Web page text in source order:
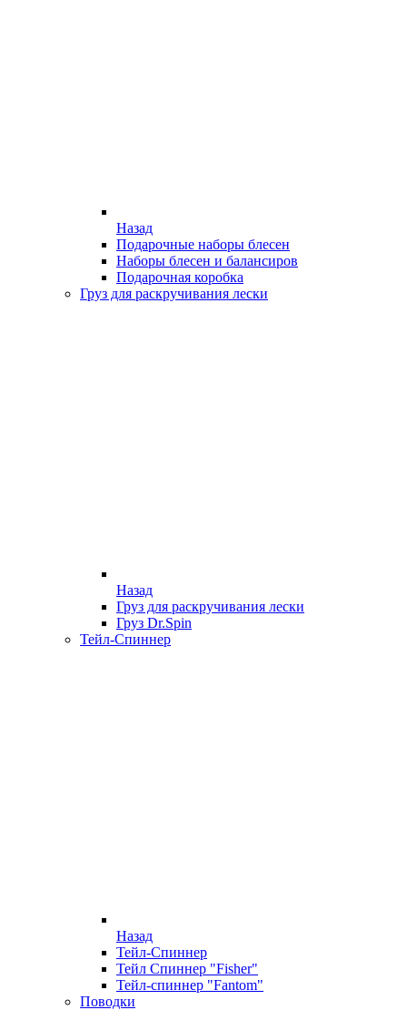
Назад
Подарочные наборы блесен
Наборы блесен и балансиров
Подарочная коробка
Груз для раскручивания лески
Назад
Груз для раскручивания лески
Груз Dr.Spin
Тейл-Спиннер
Назад
Тейл-Спиннер
Тейл Спиннер "Fisher"
Тейл-спиннер "Fantom"
Поводки